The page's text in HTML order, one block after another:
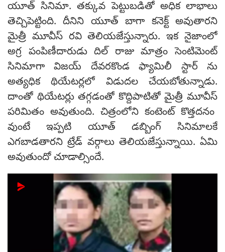
యూత్ సినిమా. తక్కువ పెట్టుబడితో అధిక లాభాలు
తెచ్చిపెట్టింది. దీనిని యూత్ బాగా కనెక్ట్ అవుతారని
మైత్రీ మూవీస్ రవి తెలియజేస్తున్నారు. ఇక నైజాంలో
అగ్ర పంపిణీదారుడు దిల్ రాజు మాత్రం సెంటిమెంట్
సినిమాగా విజయ్ దేవరకొండ ఫ్యామిలీ స్టార్ ను
అత్యధిక థియేటర్లలో విడుదల చేయబోతున్నాడు.
దాంతో థియేటర్లు తగ్గడంతో కొద్దిపాటితో మైత్రీ మూవీస్
పరిమితం అవుతుంది. చిత్రంలోని కంటెంట్ కొత్తదనం
వుంటే ఇప్పటి యూత్ డబ్బింగ్ సినిమాలకే
ఎగబాడతారని ట్రేడ్ వర్గాలు తెలియజేస్తున్నాయి. ఏమి
అవుతుందో చూడాల్సిందే.